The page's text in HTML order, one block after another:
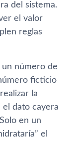
del sistema.
el valor
reglas
un número de
ficticio
la
dato cayera
en un
el